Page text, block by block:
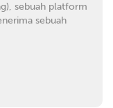
sebuah platform
sebuah